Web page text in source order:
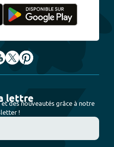
lettre
des nouveautés grâce à notre
!